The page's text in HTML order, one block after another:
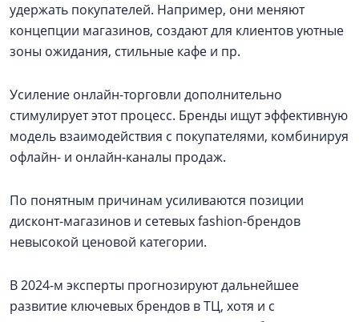
удержать покупателей. Например, они меняют
концепции магазинов, создают для клиентов уютные
зоны ожидания, стильные кафе и пр.
Усиление онлайн-торговли дополнительно
стимулирует этот процесс. Бренды ищут эффективную
модель взаимодействия с покупателями, комбинируя
офлайн- и онлайн-каналы продаж.
По понятным причинам усиливаются позиции
дисконт-магазинов и сетевых fashion-брендов
невысокой ценовой категории.
В 2024-м эксперты прогнозируют дальнейшее
развитие ключевых брендов в ТЦ, хотя и с